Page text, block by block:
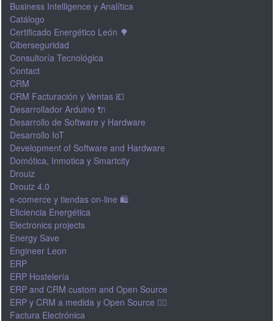
Business Intelligence y Analítica
Catálogo
Certificado Energético León 🌳
Ciberseguridad
Consultoría Tecnológica
Contact
CRM
CRM Facturación y Ventas 💶
Desarrollador Arduino 🔌
Desarrollo de Software y Hardware
Desarrollo IoT
Development of Software and Hardware
Domótica, Inmotica y Smartcity
Drouiz
Drouiz 4.0
e-comerce y tiendas on-line 🛍
Eficiencia Energética
Electronics projects
Energy Save
Engineer Leon
ERP
ERP Hostelería
ERP and CRM custom and Open Source
ERP y CRM a medida y Open Source 👍🏽
Factura Electrónica